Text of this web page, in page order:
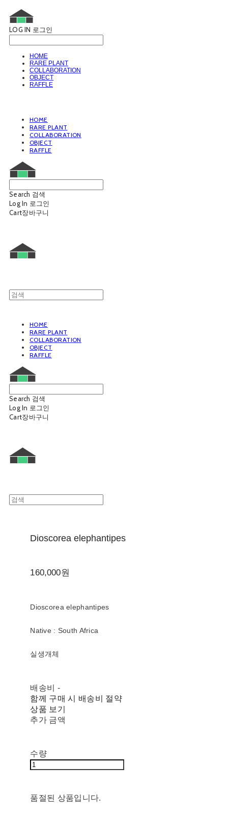
LOG IN 로그인
HOME
RARE PLANT
COLLABORATION
OBJECT
RAFFLE
HOME
RARE PLANT
COLLABORATION
OBJECT
RAFFLE
Search 검색
Log In 로그인
Cart장바구니
HOME
RARE PLANT
COLLABORATION
OBJECT
RAFFLE
Search 검색
Log In 로그인
Cart장바구니
Dioscorea elephantipes
160,000원
Dioscorea elephantipes
Native : South Africa
실생개체
배송비 -
함께 구매 시 배송비 절약
상품 보기
추가 금액
수량
품절된 상품입니다.